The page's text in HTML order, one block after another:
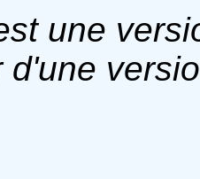
une
d'une